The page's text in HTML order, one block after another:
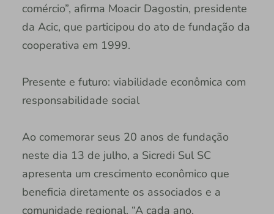
comércio”, afirma Moacir Dagostin, presidente
da Acic, que participou do ato de fundação da
cooperativa em 1999.
Presente e futuro: viabilidade econômica com
responsabilidade social
Ao comemorar seus 20 anos de fundação
neste dia 13 de julho, a Sicredi Sul SC
apresenta um crescimento econômico que
beneficia diretamente os associados e a
comunidade regional. “A cada ano,